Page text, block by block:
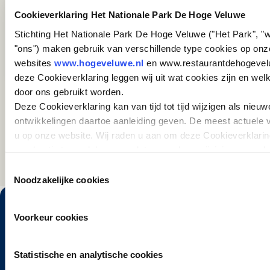
Cookieverklaring Het Nationale Park De Hoge Veluwe
Stichting Het Nationale Park De Hoge Veluwe ("Het Park",
"ons") maken gebruik van verschillende type cookies op
websites www.hogeveluwe.nl en
deze Cookieverklaring leggen wij uit wat cookies zijn en
door ons gebruikt worden.
Deze Cookieverklaring kan van tijd tot tijd wijzigen als
ontwikkelingen daartoe aanleiding geven. De meest actuele
u op onze website. Wij raden u aan om deze
Noodzakelijke cookies
Voorkeur cookies
Statistische en analytische cookies
VORIGE
De Hoge Veluwe verkennen? Het Park is uitstekend